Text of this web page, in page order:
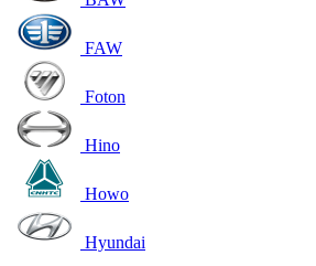
FAW
Foton
Hino
Howo
Hyundai